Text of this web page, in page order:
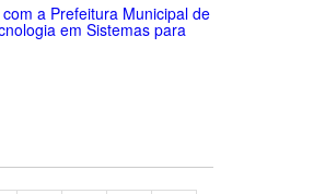
a Prefeitura Municipal de
em Sistemas para